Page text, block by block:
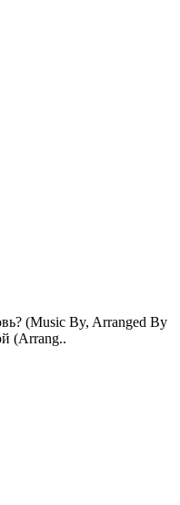
(Music By, Arranged By
(Arrang..